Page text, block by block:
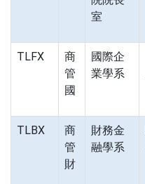
室
TLFX
商
管
國
國際企
業學系
TLBX
商
管
財
財務金
融學系